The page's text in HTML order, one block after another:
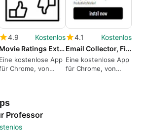
4.9
Kostenlos
Movie Ratings Extension
Eine kostenlose App
Chrome, von
4.1
Kostenlos
Email Collector, Finder and Verifier!
Eine kostenlose App
für Chrome, von
Professor